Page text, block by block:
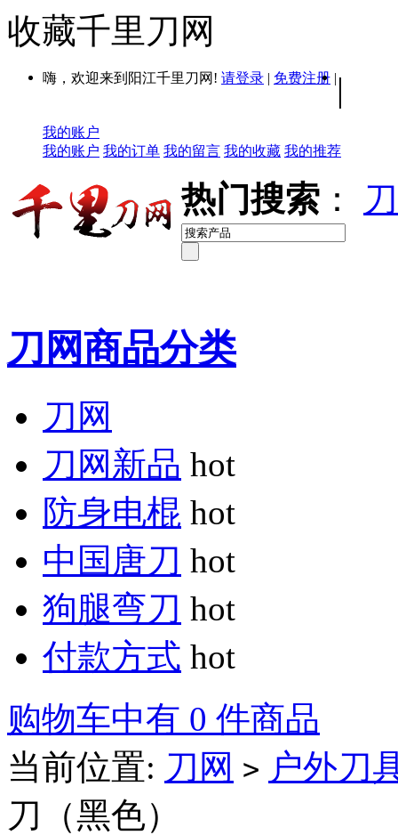
收藏千里刀网
嗨，欢迎来到阳江千里刀网! 请登录 | 免费注册 | |
我的账户
我的账户 我的订单 我的留言 我的收藏 我的推荐
热门搜索 ：
刀网商品分类
刀网
刀网新品 hot
防身电棍 hot
中国唐刀 hot
狗腿弯刀 hot
付款方式 hot
购物车中有 0 件商品
当前位置: 刀网 > 户外刀
刀（黑色）